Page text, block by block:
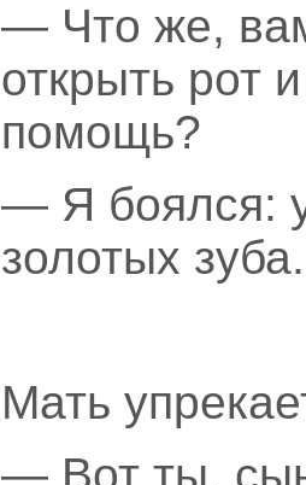
— Что же,
открыть рот
помощь?
— Я боялся:
золотых зуба.
Мать
— Вот ты,